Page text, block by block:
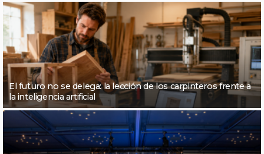
El futuro no se delega: la lección de los carpinteros frente a
la inteligencia artificial